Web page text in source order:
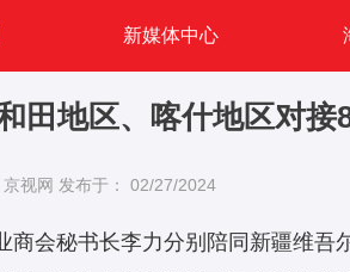
新媒体中心
田地区、喀什地区对接
视网 发布于： 02/27/2024
会秘书长李力分别陪同新疆维吾